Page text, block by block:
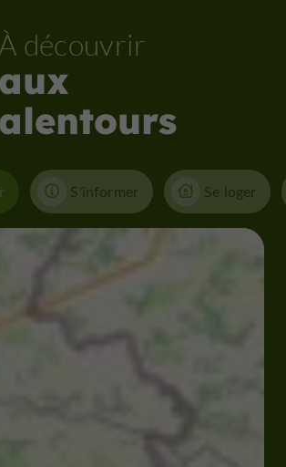
À découvrir
aux
alentours
S'informer Se loger